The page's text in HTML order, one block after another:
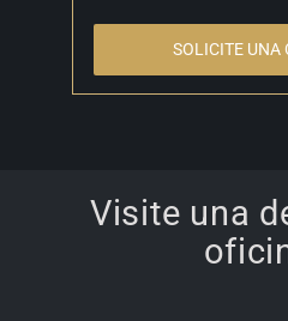
SOLICITE UNA
Visite una